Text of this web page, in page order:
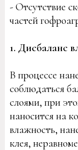
- Отсутствие
частей
1. Дисбаланс
В процессе
соблюдаться
слоями, при
наносится на
влажность,
клея,